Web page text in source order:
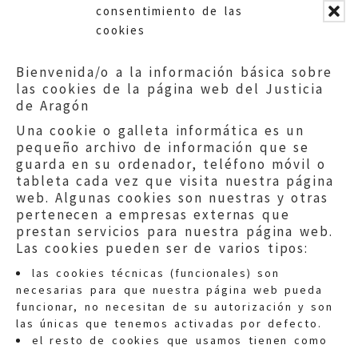
consentimiento de las
cookies
Bienvenida/o a la información básica sobre
las cookies de la página web del Justicia
de Aragón
Una cookie o galleta informática es un
pequeño archivo de información que se
guarda en su ordenador, teléfono móvil o
tableta cada vez que visita nuestra página
web. Algunas cookies son nuestras y otras
pertenecen a empresas externas que
prestan servicios para nuestra página web.
Las cookies pueden ser de varios tipos:
las cookies técnicas (funcionales) son
necesarias para que nuestra página web pueda
funcionar, no necesitan de su autorización y son
las únicas que tenemos activadas por defecto.
el resto de cookies que usamos tienen como
Quejas:quejas@eljusticiadearagon.es